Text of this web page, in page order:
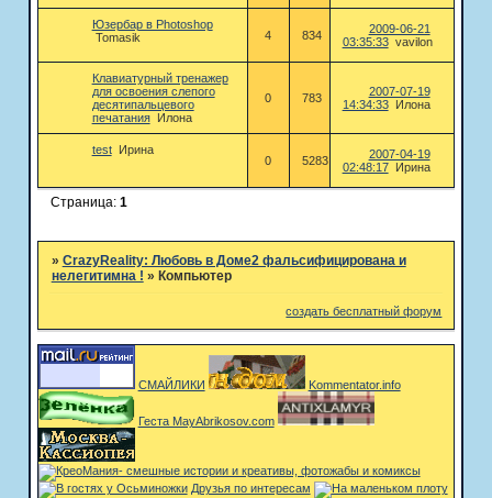
Юзербар в Photoshop
Tomasik
4 834
2009-06-21
03:35:33 vavilon
Клавиатурный тренажер
для освоения слепого
десятипальцевого
печатания
Илона
0 783
2007-07-19
14:34:33
Илона
test
Ирина
0
5283
2007-04-19
02:48:17
Ирина
Страница: 1
» CrazyReality: Любовь в Доме2 фальсифицирована и
нелегитимна ! » Компьютер
создать бесплатный форум
СМАЙЛИКИ Kommentator.info
Геста MayAbrikosov.com
Друзья по интересам